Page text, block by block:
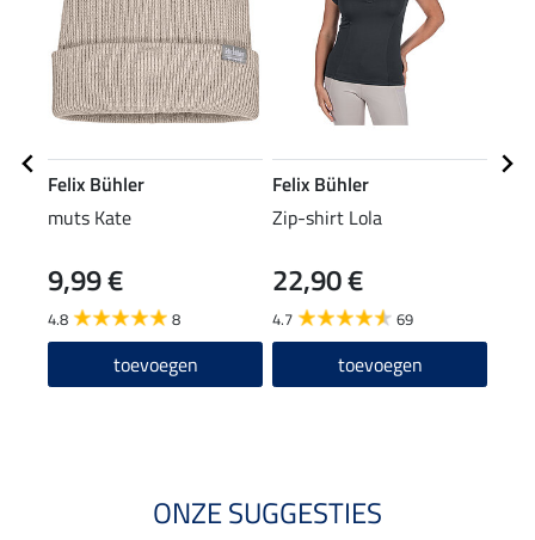
Felix Bühler
muts Kate
9,99 €
4.8 8
toevoegen
Felix Bühler
Zip-shirt Lola
22,90 €
4.7 69
toevoegen
ONZE SUGGESTIES